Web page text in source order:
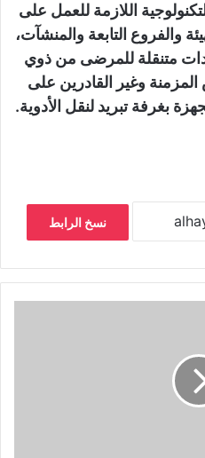
اللازمة للعمل على
والفروع التابعة والمنشآت،
كعيادات متنقلة للمرضى من ذوي
المزمنة وغير القادرين على
نسخ الرابط